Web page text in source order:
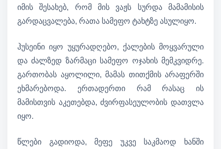
იმის შესახებ, რომ მის ვაჟს სურდა მამამისის
გარდაცვალება, რათა სამეფო ტახტზე ასულიყო.
ჰუსეინი იყო უყურადღებო, ქალების მოყვარული
და ძალზედ ზარმაცი სამეფო ოჯახის მემკვიდრე.
გართობას აყოლილი, მამას თითქმის არაფერში
ეხმარებოდა. ერთადერთი რამ რასაც ის
მამისთვის აკეთებდა, ძვირფასეულობის დათვლა
იყო.
წლები გადიოდა, მეფე უკვე საკმაოდ ხანში